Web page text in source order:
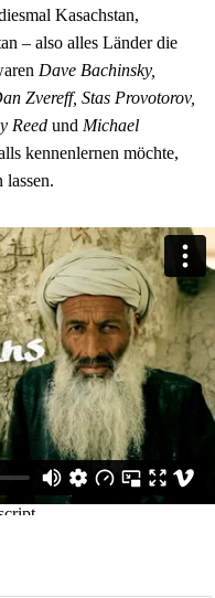
Kasachstan,
– also alles Länder die
Dave Bachinsky,
Zvereff, Stas Provotorov,
Reed und Michael
kennenlernen möchte,
lassen.